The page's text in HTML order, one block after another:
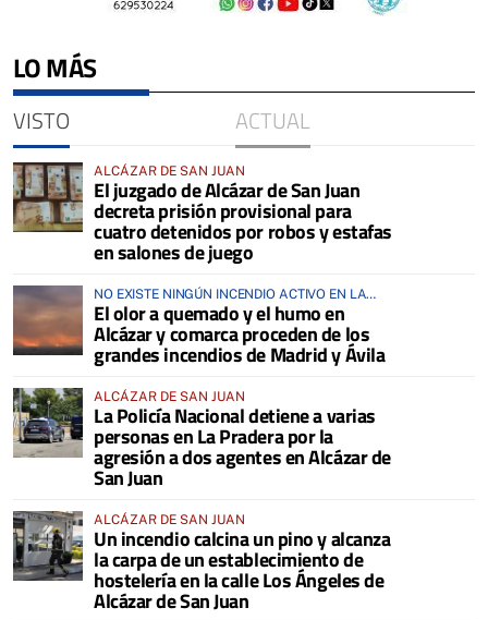
LO MÁS
VISTO ACTUAL
ALCÁZAR DE SAN JUAN
El juzgado de Alcázar de San Juan
decreta prisión provisional para
cuatro detenidos por robos y estafas
en salones de juego
NO EXISTE NINGÚN INCENDIO ACTIVO EN LA
COMARCA
El olor a quemado y el humo en
Alcázar y comarca proceden de los
grandes incendios de Madrid y Ávila
ALCÁZAR DE SAN JUAN
La Policía Nacional detiene a varias
personas en La Pradera por la
agresión a dos agentes en Alcázar de
San Juan
ALCÁZAR DE SAN JUAN
Un incendio calcina un pino y alcanza
la carpa de un establecimiento de
hostelería en la calle Los Ángeles de
Alcázar de San Juan